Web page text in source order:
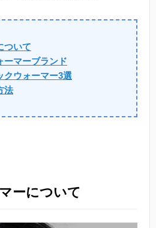
ついて
ーマーブランド
クウォーマー3選
法
ーについて